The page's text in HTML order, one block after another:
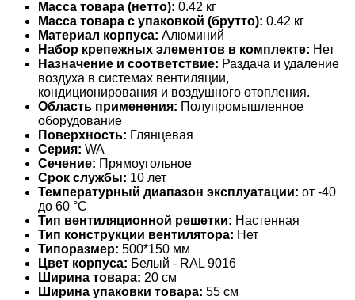
Масса товара (нетто): 0.42 кг
Масса товара с упаковкой (брутто): 0.42 кг
Материал корпуса: Алюминий
Набор крепежных элементов в комплекте: Нет
Назначение и соответствие: Раздача и удаление
воздуха в системах вентиляции,
кондиционирования и воздушного отопления.
Область применения: Полупромышленное
оборудование
Поверхность: Глянцевая
Серия: WA
Сечение: Прямоугольное
Срок службы: 10 лет
Температурный диапазон эксплуатации: от -40
до 60 °С
Тип вентиляционной решетки: Настенная
Тип конструкции вентилятора: Нет
Типоразмер: 500*150 мм
Цвет корпуса: Белый - RAL 9016
Ширина товара: 20 см
Ширина упаковки товара: 55 см